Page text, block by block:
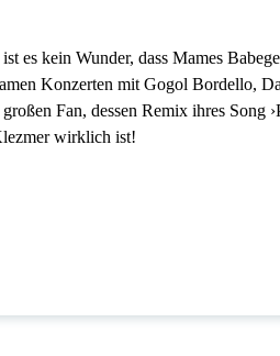
es kein Wunder, dass Mames
Konzerten mit Gogol Bordello,
Fan, dessen Remix ihres Song
wirklich ist!